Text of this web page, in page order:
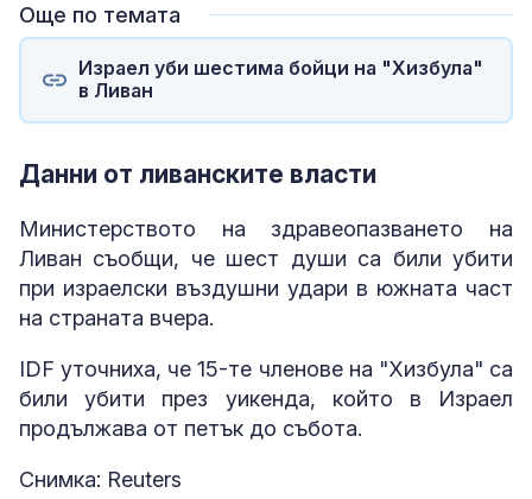
Още по темата
Израел уби шестима бойци на "Хизбула"
в Ливан
Данни от ливанските власти
Министерството на здравеопазването на
Ливан съобщи, че шест души са били убити
при израелски въздушни удари в южната част
на страната вчера.
IDF уточниха, че 15-те членове на "Хизбула" са
били убити през уикенда, който в Израел
продължава от петък до събота.
Снимка: Reuters